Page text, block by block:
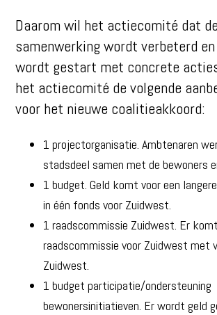
Daarom wil het actiecomité dat de
samenwerking wordt verbeterd
wordt gestart met concrete
het actiecomité de volgende
voor het nieuwe coalitieakkoord:
1 projectorganisatie. Ambtenaren
stadsdeel samen met de bewoners
1 budget. Geld komt voor een
in één fonds voor Zuidwest.
1 raadscommissie Zuidwest. Er
raadscommissie voor Zuidwest met
Zuidwest.
1 budget participatie/ondersteuning
bewonersinitiatieven. Er wordt geld